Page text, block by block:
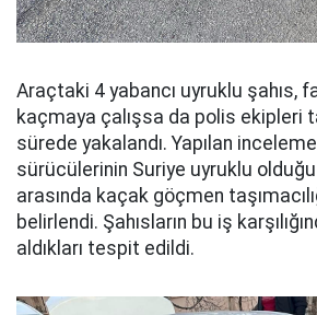
Araçtaki 4 yabancı uyruklu şahıs,
kaçmaya çalışsa da polis ekipleri
sürede yakalandı. Yapılan
sürücülerinin Suriye uyruklu
arasında kaçak göçmen
belirlendi. Şahısların bu iş
aldıkları tespit edildi.